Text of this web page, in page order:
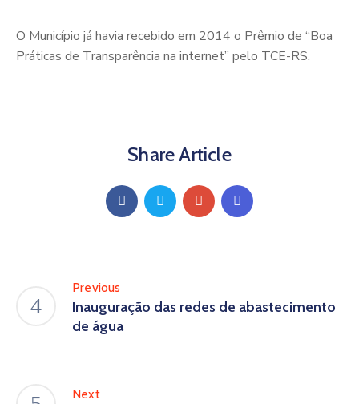
O Município já havia recebido em 2014 o Prêmio de “Boa
Práticas de Transparência na internet” pelo TCE-RS.
Share Article
Previous
Inauguração das redes de abastecimento
de água
Next